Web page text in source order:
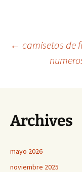
← camisetas de
Archives
mayo 2026
noviembre 2025